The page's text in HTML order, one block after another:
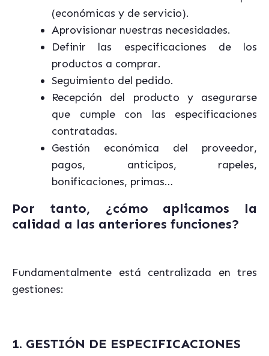
(económicas y de servicio).
Aprovisionar nuestras necesidades.
Definir las especificaciones de los
productos a comprar.
Seguimiento del pedido.
Recepción del producto y asegurarse
que cumple con las especificaciones
contratadas.
Gestión económica del proveedor,
pagos, anticipos, rapeles,
bonificaciones, primas…
Por tanto, ¿cómo aplicamos la
calidad a las anteriores funciones?
Fundamentalmente está centralizada en tres
gestiones:
1. GESTIÓN DE ESPECIFICACIONES